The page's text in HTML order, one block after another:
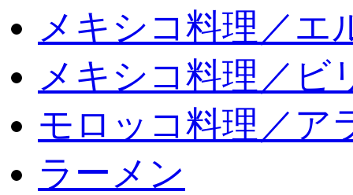
メキシコ料理／エ
メキシコ料理／ビ
モロッコ料理／ア
ラーメン